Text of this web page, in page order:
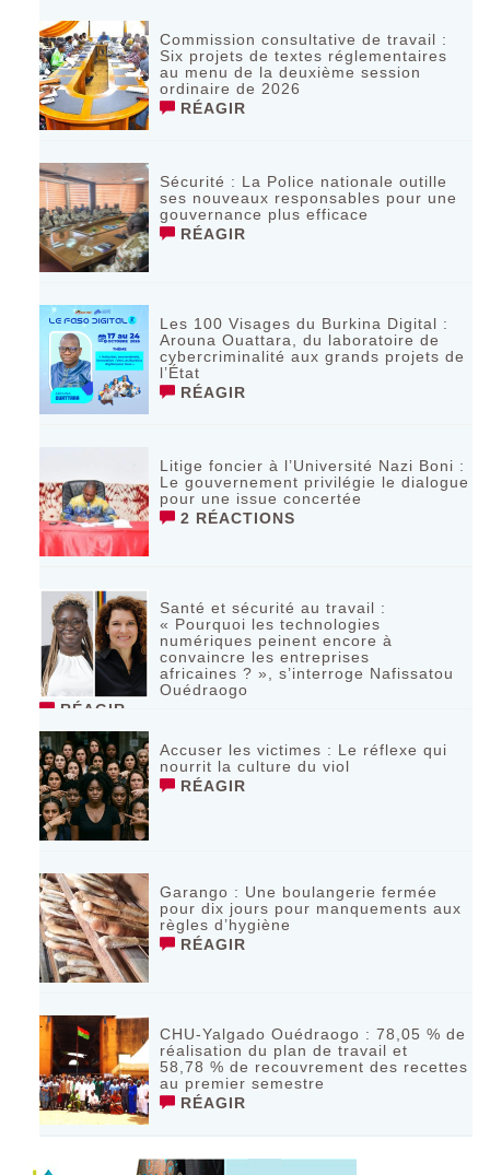
Commission consultative de travail :
Six projets de textes réglementaires
au menu de la deuxième session
ordinaire de 2026
RÉAGIR
Sécurité : La Police nationale outille
ses nouveaux responsables pour une
gouvernance plus efficace
RÉAGIR
Les 100 Visages du Burkina Digital :
Arouna Ouattara, du laboratoire de
cybercriminalité aux grands projets de
l’État
RÉAGIR
Litige foncier à l’Université Nazi Boni :
Le gouvernement privilégie le dialogue
pour une issue concertée
2 RÉACTIONS
Santé et sécurité au travail :
« Pourquoi les technologies
numériques peinent encore à
convaincre les entreprises
africaines ? », s’interroge Nafissatou
Ouédraogo
RÉAGIR
Accuser les victimes : Le réflexe qui
nourrit la culture du viol
RÉAGIR
Garango : Une boulangerie fermée
pour dix jours pour manquements aux
règles d’hygiène
RÉAGIR
CHU-Yalgado Ouédraogo : 78,05 % de
réalisation du plan de travail et
58,78 % de recouvrement des recettes
au premier semestre
RÉAGIR